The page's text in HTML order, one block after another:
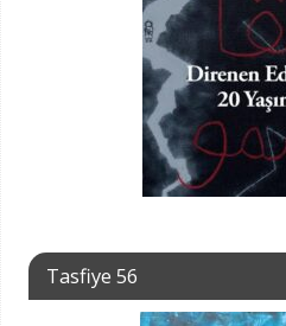
Tasfiye 56